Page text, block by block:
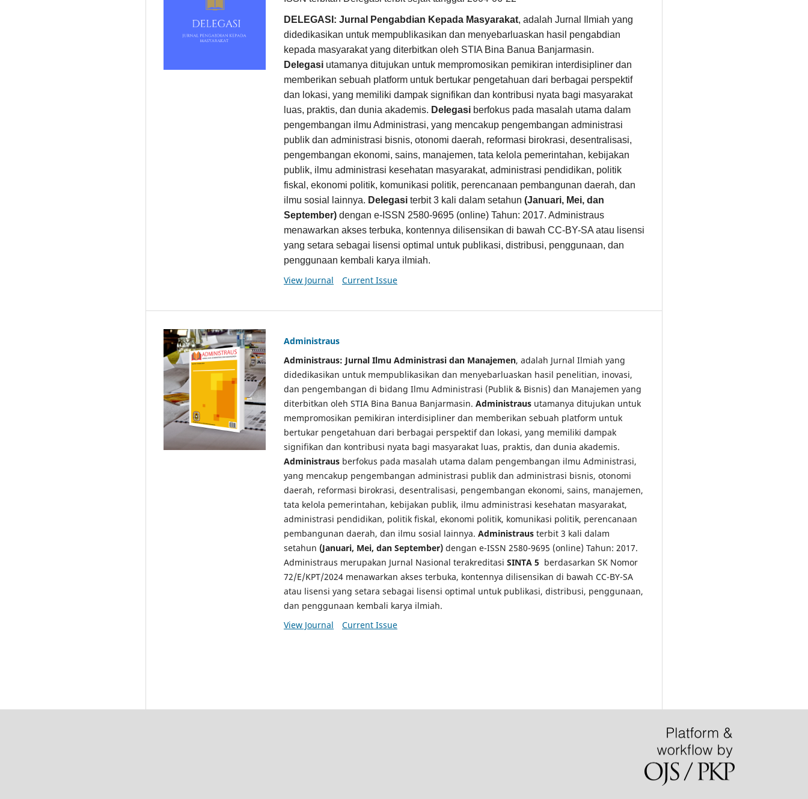
DELEGASI: Jurnal Pengabdian Kepada Masyarakat, adalah Jurnal Ilmiah yang
didedikasikan untuk mempublikasikan dan menyebarluaskan hasil pengabdian
kepada masyarakat yang diterbitkan oleh STIA Bina Banua Banjarmasin.
Delegasi utamanya ditujukan untuk mempromosikan pemikiran interdisipliner dan
memberikan sebuah platform untuk bertukar pengetahuan dari berbagai perspektif
dan lokasi, yang memiliki dampak signifikan dan kontribusi nyata bagi masyarakat
luas, praktis, dan dunia akademis. Delegasi berfokus pada masalah utama dalam
pengembangan ilmu Administrasi, yang mencakup pengembangan administrasi
publik dan administrasi bisnis, otonomi daerah, reformasi birokrasi, desentralisasi,
pengembangan ekonomi, sains, manajemen, tata kelola pemerintahan, kebijakan
publik, ilmu administrasi kesehatan masyarakat, administrasi pendidikan, politik
fiskal, ekonomi politik, komunikasi politik, perencanaan pembangunan daerah, dan
ilmu sosial lainnya. Delegasi terbit 3 kali dalam setahun (Januari, Mei, dan
September) dengan e-ISSN 2580-9695 (online) Tahun: 2017. Administraus
menawarkan akses terbuka, kontennya dilisensikan di bawah CC-BY-SA atau lisensi
yang setara sebagai lisensi optimal untuk publikasi, distribusi, penggunaan, dan
penggunaan kembali karya ilmiah.
View Journal Current Issue
Administraus
Administraus: Jurnal Ilmu Administrasi dan Manajemen, adalah Jurnal Ilmiah yang
didedikasikan untuk mempublikasikan dan menyebarluaskan hasil penelitian, inovasi,
dan pengembangan di bidang Ilmu Administrasi (Publik & Bisnis) dan Manajemen yang
diterbitkan oleh STIA Bina Banua Banjarmasin. Administraus utamanya ditujukan untuk
mempromosikan pemikiran interdisipliner dan memberikan sebuah platform untuk
bertukar pengetahuan dari berbagai perspektif dan lokasi, yang memiliki dampak
signifikan dan kontribusi nyata bagi masyarakat luas, praktis, dan dunia akademis.
Administraus berfokus pada masalah utama dalam pengembangan ilmu Administrasi,
yang mencakup pengembangan administrasi publik dan administrasi bisnis, otonomi
daerah, reformasi birokrasi, desentralisasi, pengembangan ekonomi, sains, manajemen,
tata kelola pemerintahan, kebijakan publik, ilmu administrasi kesehatan masyarakat,
administrasi pendidikan, politik fiskal, ekonomi politik, komunikasi politik, perencanaan
pembangunan daerah, dan ilmu sosial lainnya. Administraus terbit 3 kali dalam
setahun (Januari, Mei, dan September) dengan e-ISSN 2580-9695 (online) Tahun: 2017.
Administraus merupakan Jurnal Nasional terakreditasi SINTA 5 berdasarkan SK Nomor
72/E/KPT/2024 menawarkan akses terbuka, kontennya dilisensikan di bawah CC-BY-SA
atau lisensi yang setara sebagai lisensi optimal untuk publikasi, distribusi, penggunaan,
dan penggunaan kembali karya ilmiah.
View Journal
Current Issue